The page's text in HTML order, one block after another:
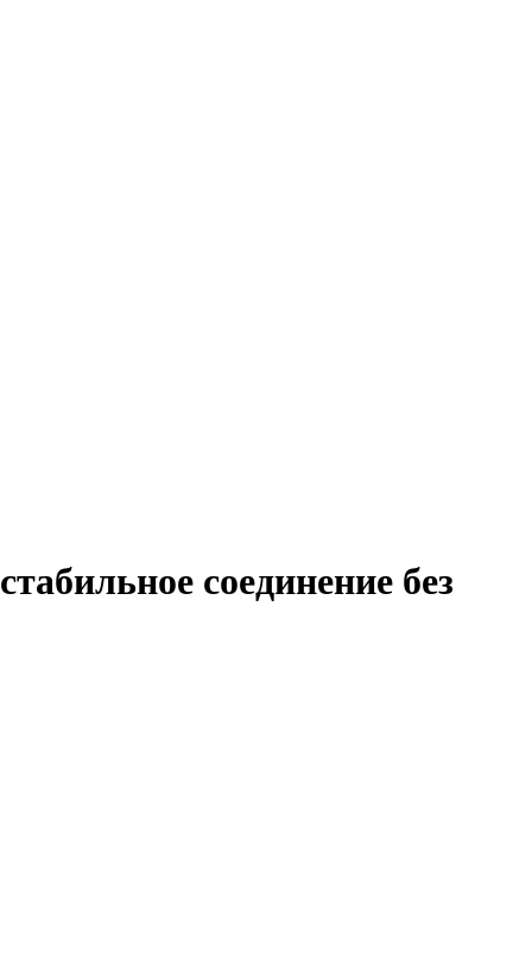
соединение без